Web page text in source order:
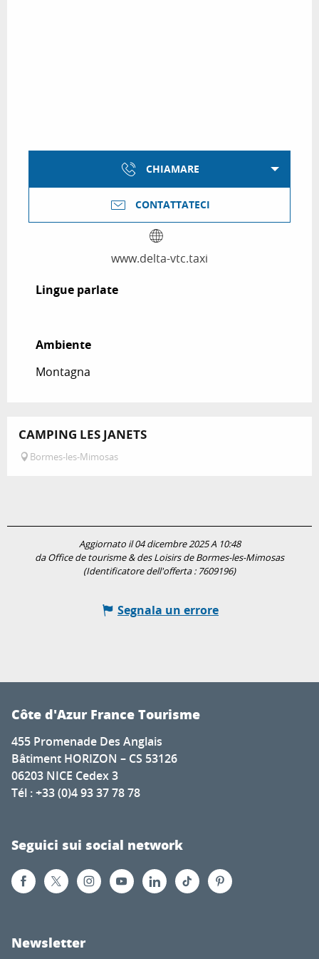
CHIAMARE
CONTATTATECI
www.delta-vtc.taxi
Lingue parlate
Lingue parlate
Ambiente
Ambiente
Montagna
CAMPING LES JANETS
Bormes-les-Mimosas
Aggiornato il 04 dicembre 2025 A 10:48
da Office de tourisme & des Loisirs de Bormes-les-Mimosas
(Identificatore dell'offerta : 7609196)
Segnala un errore
Côte d'Azur France Tourisme
455 Promenade Des Anglais
Bâtiment HORIZON – CS 53126
06203 NICE Cedex 3
Tél : +33 (0)4 93 37 78 78
Seguici sui social network
Newsletter